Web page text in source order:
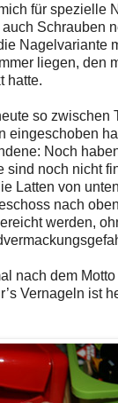
für spezielle
Schrauben
Nagelvariante
liegen, den
hatte.
so zwischen
eingeschoben
Noch
sind noch nicht
Latten von
nach
werden,
nach dem Motto
Vernageln ist